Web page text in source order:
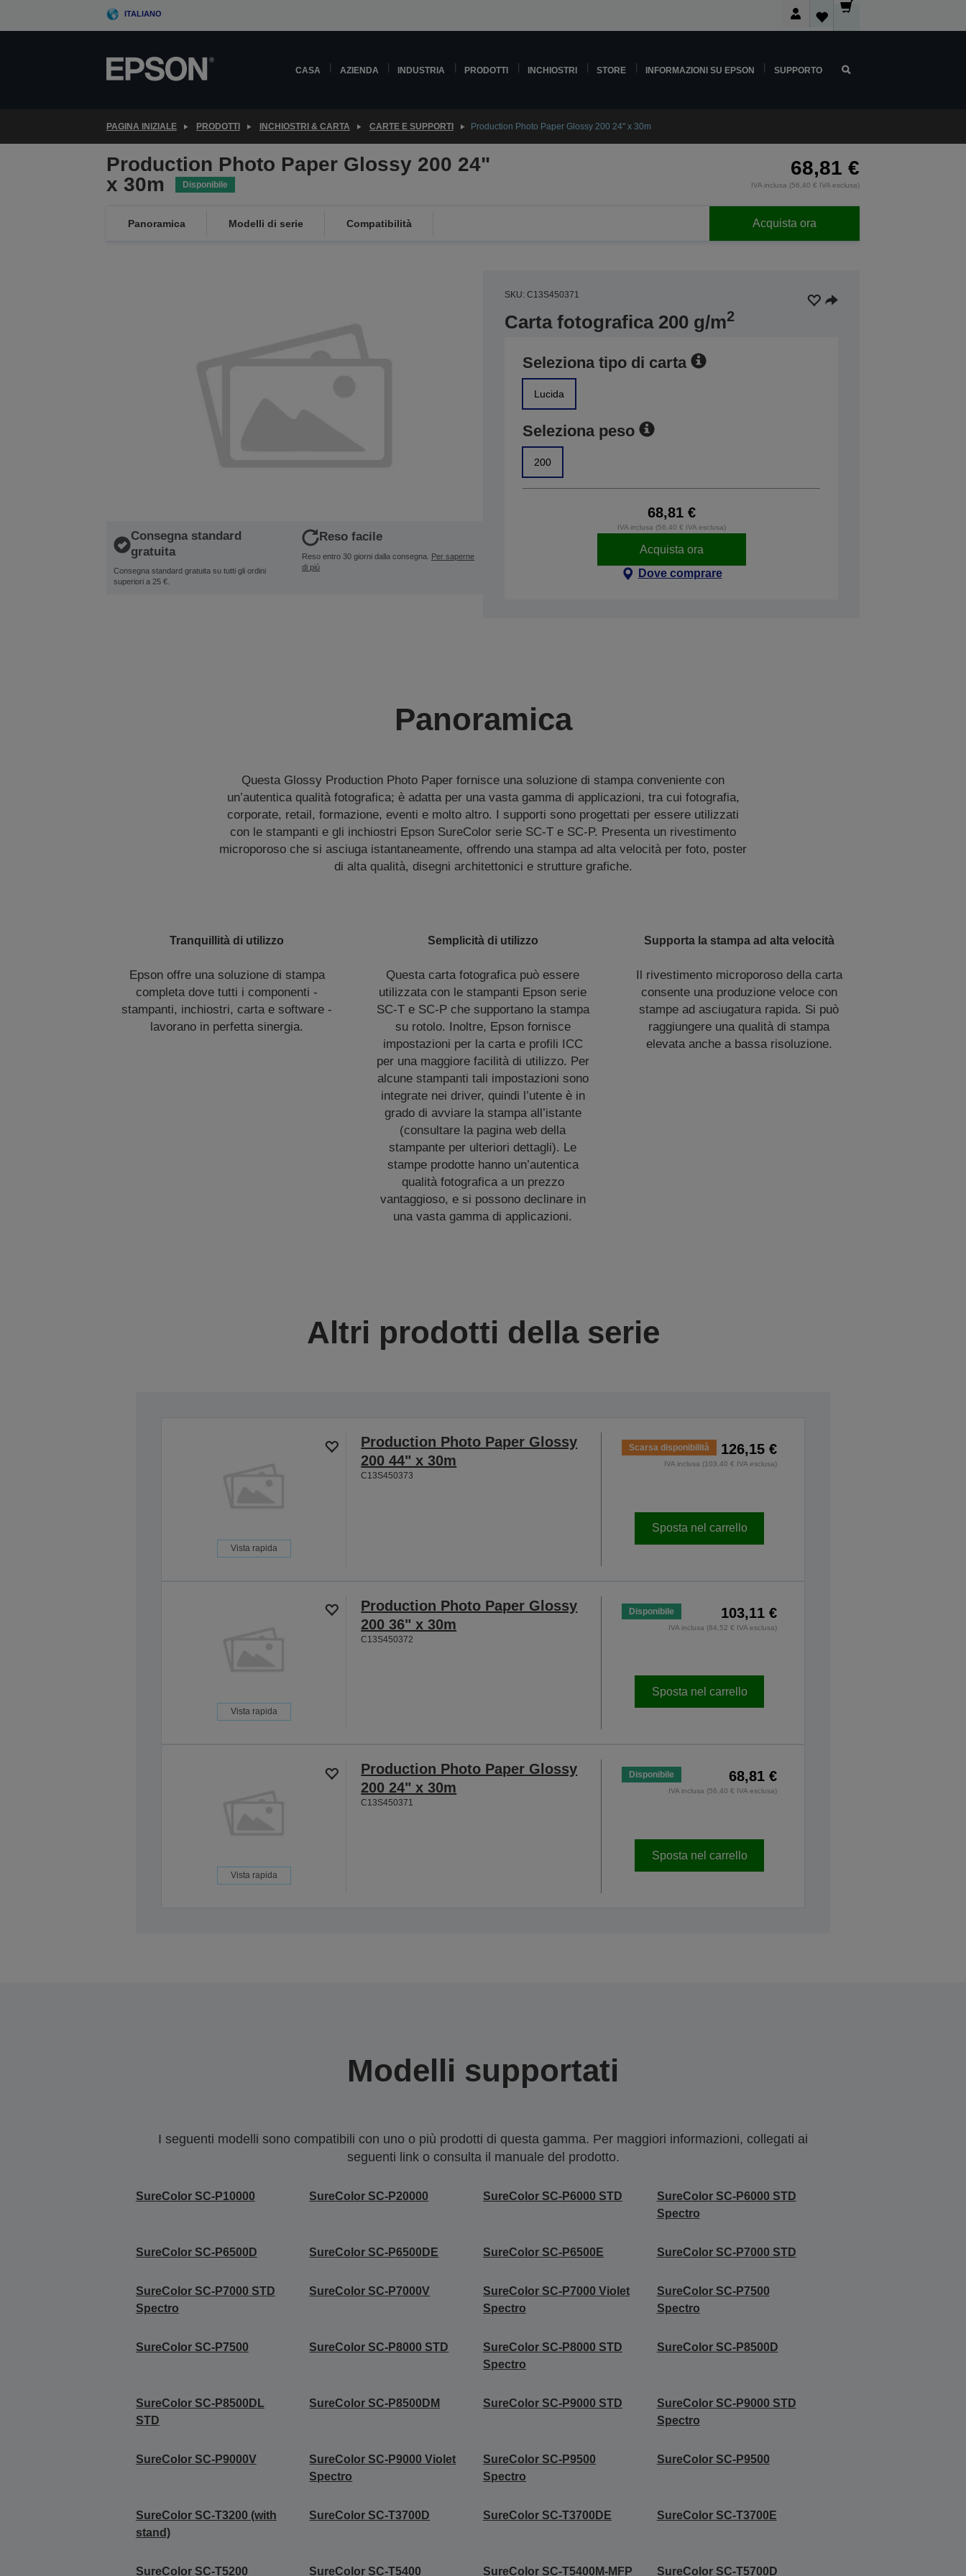
ITALIANO
CASA AZIENDA INDUSTRIA PRODOTTI INCHIOSTRI STORE INFORMAZIONI SU EPSON SUPPORTO
PAGINA INIZIALE PRODOTTI INCHIOSTRI & CARTA CARTE E SUPPORTI Production Photo Paper Glossy 200 24" x 30m
Production Photo Paper Glossy 200 24"
x 30m
Disponibile
68,81 €
IVA inclusa (56,40 € IVA esclusa)
Panoramica Modelli di serie Compatibilità Acquista ora
Consegna standard
gratuita
Consegna standard gratuita su tutti gli ordini
superiori a 25 €.
Reso facile
Reso entro 30 giorni dalla consegna. Per saperne
di più
SKU: C13S450371
Carta fotografica 200 g/m2
Seleziona tipo di carta
Lucida
Seleziona peso
200
68,81 €
IVA inclusa (56,40 € IVA esclusa)
Acquista ora
Dove comprare
Panoramica
Questa Glossy Production Photo Paper fornisce una soluzione di stampa conveniente con
un’autentica qualità fotografica; è adatta per una vasta gamma di applicazioni, tra cui fotografia,
corporate, retail, formazione, eventi e molto altro. I supporti sono progettati per essere utilizzati
con le stampanti e gli inchiostri Epson SureColor serie SC-T e SC-P. Presenta un rivestimento
microporoso che si asciuga istantaneamente, offrendo una stampa ad alta velocità per foto, poster
di alta qualità, disegni architettonici e strutture grafiche.
Tranquillità di utilizzo
Epson offre una soluzione di stampa
completa dove tutti i componenti -
stampanti, inchiostri, carta e software -
lavorano in perfetta sinergia.
Semplicità di utilizzo
Questa carta fotografica può essere
utilizzata con le stampanti Epson serie
SC-T e SC-P che supportano la stampa
su rotolo. Inoltre, Epson fornisce
impostazioni per la carta e profili ICC
per una maggiore facilità di utilizzo. Per
alcune stampanti tali impostazioni sono
integrate nei driver, quindi l’utente è in
grado di avviare la stampa all’istante
(consultare la pagina web della
stampante per ulteriori dettagli). Le
stampe prodotte hanno un’autentica
qualità fotografica a un prezzo
vantaggioso, e si possono declinare in
una vasta gamma di applicazioni.
Supporta la stampa ad alta velocità
Il rivestimento microporoso della carta
consente una produzione veloce con
stampe ad asciugatura rapida. Si può
raggiungere una qualità di stampa
elevata anche a bassa risoluzione.
Altri prodotti della serie
Vista rapida
Production Photo Paper Glossy
200 44" x 30m
C13S450373
Scarsa disponibilità 126,15 €
IVA inclusa (103,40 € IVA esclusa)
Sposta nel carrello
Vista rapida
Production Photo Paper Glossy
200 36" x 30m
C13S450372
Disponibile 103,11 €
IVA inclusa (84,52 € IVA esclusa)
Sposta nel carrello
Vista rapida
Production Photo Paper Glossy
200 24" x 30m
C13S450371
Disponibile 68,81 €
IVA inclusa (56,40 € IVA esclusa)
Sposta nel carrello
Modelli supportati
I seguenti modelli sono compatibili con uno o più prodotti di questa gamma. Per maggiori informazioni, collegati ai
seguenti link o consulta il manuale del prodotto.
SureColor SC-P10000 SureColor SC-P20000 SureColor SC-P6000 STD
SureColor SC-P6000 STD
Spectro
SureColor SC-P6500D SureColor SC-P6500DE SureColor SC-P6500E SureColor SC-P7000 STD
SureColor SC-P7000 STD
Spectro
SureColor SC-P7000V
SureColor SC-P7000 Violet
Spectro
SureColor SC-P7500
Spectro
SureColor SC-P7500 SureColor SC-P8000 STD
SureColor SC-P8000 STD
Spectro
SureColor SC-P8500D
SureColor SC-P8500DL
STD
SureColor SC-P8500DM SureColor SC-P9000 STD
SureColor SC-P9000 STD
Spectro
SureColor SC-P9000V
SureColor SC-P9000 Violet
Spectro
SureColor SC-P9500
Spectro
SureColor SC-P9500
SureColor SC-T3200 (with
stand)
SureColor SC-T3700D SureColor SC-T3700DE SureColor SC-T3700E
SureColor SC-T5200 SureColor SC-T5400 SureColor SC-T5400M-MFP SureColor SC-T5700D